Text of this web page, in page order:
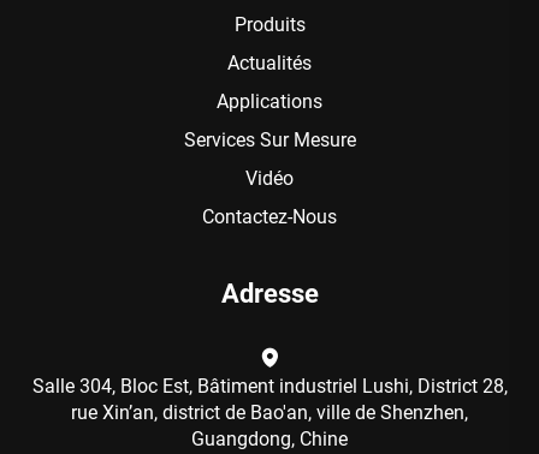
Produits
Actualités
Applications
Services Sur Mesure
Vidéo
Contactez-Nous
Adresse
Salle 304, Bloc Est, Bâtiment industriel Lushi, District 28,
rue Xin’an, district de Bao'an, ville de Shenzhen,
Guangdong, Chine